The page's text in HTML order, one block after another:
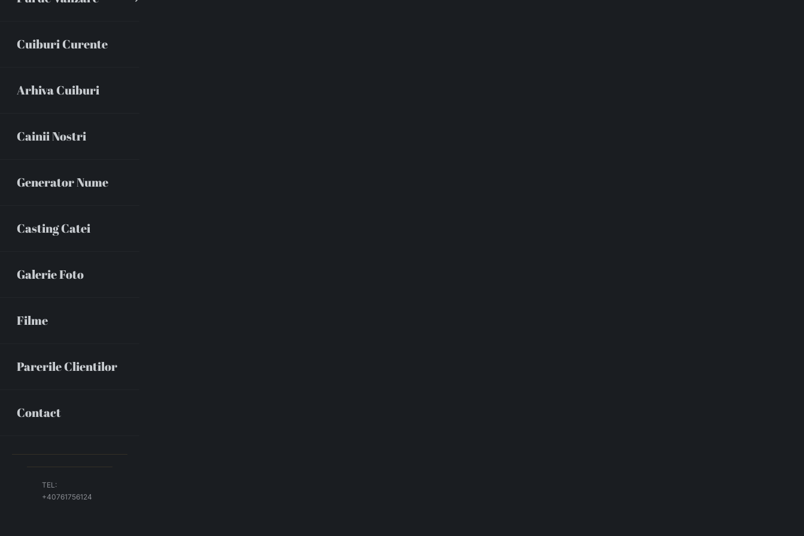
Cuiburi Curente
Arhiva Cuiburi
Cainii Nostri
Generator Nume
Casting Catei
Galerie Foto
Filme
Parerile Clientilor
Contact
TEL:
+40761756124